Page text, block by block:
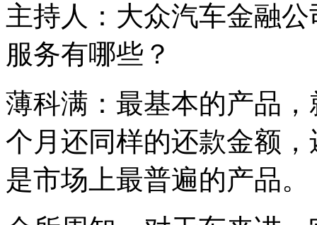
主持人：大众汽车金融
服务有哪些？
薄科满：最基本的产品
个月还同样的还款金额
是市场上最普遍的产品。